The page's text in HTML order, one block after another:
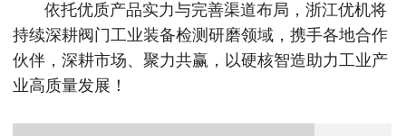
依托优质产品实力与完善渠道布局，浙江优机将
持续深耕阀门工业装备检测研磨领域，携手各地合作
伙伴，深耕市场、聚力共赢，以硬核智造助力工业产
业高质量发展！